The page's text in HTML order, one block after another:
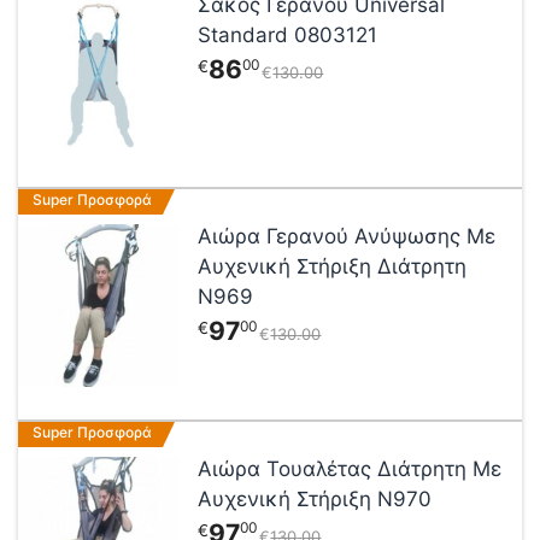
Standard 0803121
130 00
€
8600
€
Super Προσφορά
Αιώρα Γερανού Ανύψωσης Με
Αυχενική Στήριξη Διάτρητη
N969
130 00
€
9700
€
Super Προσφορά
Αιώρα Τουαλέτας Διάτρητη Με
Αυχενική Στήριξη N970
130 00
€
9700
€